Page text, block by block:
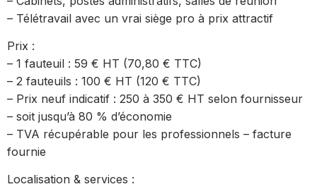
– Télétravail avec un vrai siège pro à prix attractif
Prix :
– 1 fauteuil : 59 € HT (70,80 € TTC)
– 2 fauteuils : 100 € HT (120 € TTC)
– Prix neuf indicatif : 250 à 350 € HT selon fournisseur
– soit jusqu’à 80 % d’économie
– TVA récupérable pour les professionnels – facture
fournie
Localisation & services :